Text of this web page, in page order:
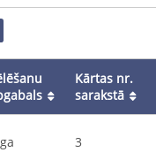
Kārtas nr.
sarakstā
3